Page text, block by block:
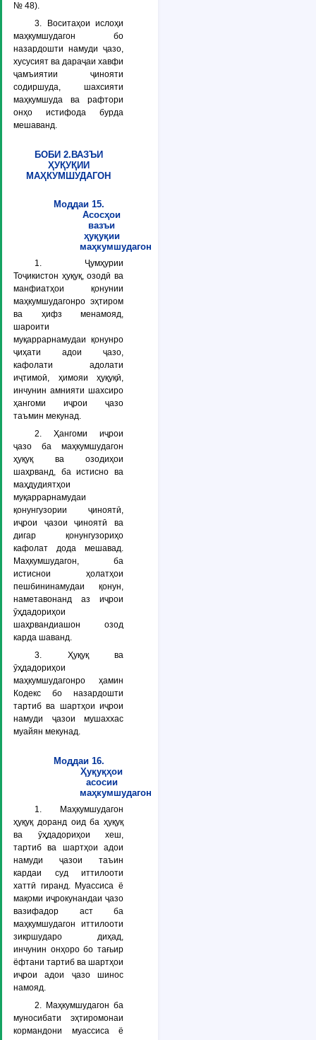
№ 48).
3. Воситаҳои ислоҳи
маҳкумшудагон бо
назардошти намуди ҷазо,
хусусият ва дараҷаи хавфи
ҷамъиятии ҷинояти
содиршуда, шахсияти
маҳкумшуда ва рафтори
онҳо истифода бурда
мешаванд.
БОБИ 2.ВАЗЪИ
ҲУҚУҚИИ
МАҲКУМШУДАГОН
Моддаи 15.
Асосҳои
вазъи
ҳуқуқии
маҳкумшудагон
1. Ҷумҳурии
Тоҷикистон ҳуқуқ, озодӣ ва
манфиатҳои қонунии
маҳкумшудагонро эҳтиром
ва ҳифз менамояд,
шароити
муқаррарнамудаи қонунро
ҷиҳати адои ҷазо,
кафолати адолати
иҷтимоӣ, ҳимояи ҳуқуқӣ,
инчунин амнияти шахсиро
ҳангоми иҷрои ҷазо
таъмин мекунад.
2. Ҳангоми иҷрои
ҷазо ба маҳкумшудагон
ҳуқуқ ва озодиҳои
шаҳрванд, ба истисно ва
маҳдудиятҳои
муқаррарнамудаи
қонунгузории ҷиноятӣ,
иҷрои ҷазои ҷиноятӣ ва
дигар қонунгузориҳо
кафолат дода мешавад.
Маҳкумшудагон, ба
истиснои ҳолатҳои
пешбининамудаи қонун,
наметавонанд аз иҷрои
ӯҳдадориҳои
шаҳрвандиашон озод
карда шаванд.
3. Ҳуқуқ ва
ӯҳдадориҳои
маҳкумшудагонро ҳамин
Кодекс бо назардошти
тартиб ва шартҳои иҷрои
намуди ҷазои мушаххас
муайян мекунад.
Моддаи 16.
Ҳуқуқҳои
асосии
маҳкумшудагон
1. Маҳкумшудагон
ҳуқуқ доранд оид ба ҳуқуқ
ва ӯҳдадориҳои хеш,
тартиб ва шартҳои адои
намуди ҷазои таъин
кардаи суд иттилооти
хаттӣ гиранд. Муассиса ё
мақоми иҷрокунандаи ҷазо
вазифадор аст ба
маҳкумшудагон иттилооти
зикршударо диҳад,
инчунин онҳоро бо тағьир
ёфтани тартиб ва шартҳои
иҷрои адои ҷазо шинос
намояд.
2. Маҳкумшудагон ба
муносибати эҳтиромонаи
кормандони муассиса ё